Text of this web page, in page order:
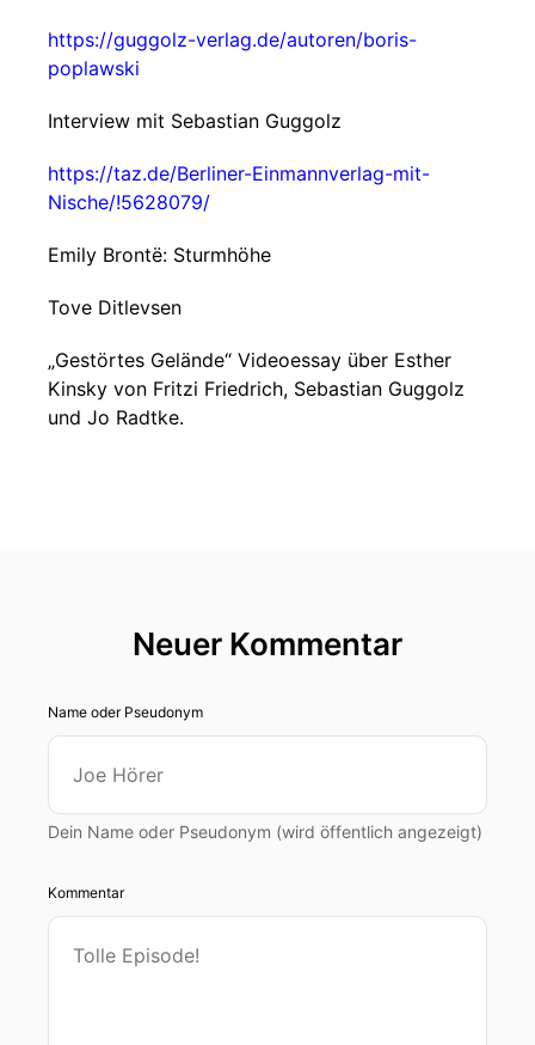
https://guggolz-verlag.de/autoren/boris-
poplawski
Interview mit Sebastian Guggolz
https://taz.de/Berliner-Einmannverlag-mit-
Nische/!5628079/
Emily Brontë: Sturmhöhe
Tove Ditlevsen
„Gestörtes Gelände“ Videoessay über Esther
Kinsky von Fritzi Friedrich, Sebastian Guggolz
und Jo Radtke.
Neuer Kommentar
Name oder Pseudonym
Dein Name oder Pseudonym (wird öffentlich angezeigt)
Kommentar